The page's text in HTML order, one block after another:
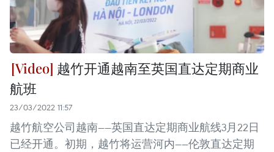
越竹开通越南至英国直达定期商业
航班
23/03/2022 11:57
越竹航空公司越南——英国直达定期商业航线3月22日
已经开通。初期，越竹将运营河内——伦敦直达定期